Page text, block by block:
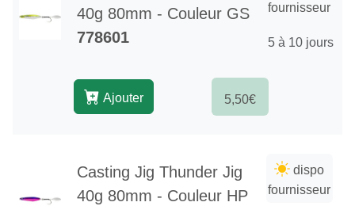
40g 80mm - Couleur GS
778601
fournisseur
5 à 10 jours
5,50€
Ajouter
Casting Jig Thunder Jig
40g 80mm - Couleur HP
dispo
fournisseur